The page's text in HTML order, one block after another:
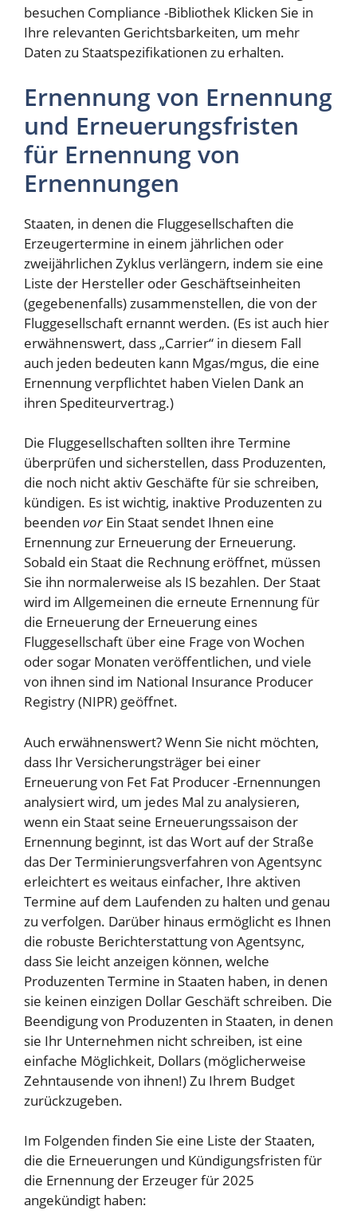
besuchen Compliance -Bibliothek Klicken Sie in
Ihre relevanten Gerichtsbarkeiten, um mehr
Daten zu Staatspezifikationen zu erhalten.
Ernennung von Ernennung
und Erneuerungsfristen
für Ernennung von
Ernennungen
Staaten, in denen die Fluggesellschaften die
Erzeugertermine in einem jährlichen oder
zweijährlichen Zyklus verlängern, indem sie eine
Liste der Hersteller oder Geschäftseinheiten
(gegebenenfalls) zusammenstellen, die von der
Fluggesellschaft ernannt werden. (Es ist auch hier
erwähnenswert, dass „Carrier“ in diesem Fall
auch jeden bedeuten kann Mgas/mgus, die eine
Ernennung verpflichtet haben Vielen Dank an
ihren Spediteurvertrag.)
Die Fluggesellschaften sollten ihre Termine
überprüfen und sicherstellen, dass Produzenten,
die noch nicht aktiv Geschäfte für sie schreiben,
kündigen. Es ist wichtig, inaktive Produzenten zu
beenden vorEin Staat sendet Ihnen eine
Ernennung zur Erneuerung der Erneuerung.
Sobald ein Staat die Rechnung eröffnet, müssen
Sie ihn normalerweise als IS bezahlen. Der Staat
wird im Allgemeinen die erneute Ernennung für
die Erneuerung der Erneuerung eines
Fluggesellschaft über eine Frage von Wochen
oder sogar Monaten veröffentlichen, und viele
von ihnen sind im National Insurance Producer
Registry (NIPR) geöffnet.
Auch erwähnenswert? Wenn Sie nicht möchten,
dass Ihr Versicherungsträger bei einer
Erneuerung von Fet Fat Producer -Ernennungen
analysiert wird, um jedes Mal zu analysieren,
wenn ein Staat seine Erneuerungssaison der
Ernennung beginnt, ist das Wort auf der Straße
das Der Terminierungsverfahren von Agentsync
erleichtert es weitaus einfacher, Ihre aktiven
Termine auf dem Laufenden zu halten und genau
zu verfolgen. Darüber hinaus ermöglicht es Ihnen
die robuste Berichterstattung von Agentsync,
dass Sie leicht anzeigen können, welche
Produzenten Termine in Staaten haben, in denen
sie keinen einzigen Dollar Geschäft schreiben. Die
Beendigung von Produzenten in Staaten, in denen
sie Ihr Unternehmen nicht schreiben, ist eine
einfache Möglichkeit, Dollars (möglicherweise
Zehntausende von ihnen!) Zu Ihrem Budget
zurückzugeben.
Im Folgenden finden Sie eine Liste der Staaten,
die die Erneuerungen und Kündigungsfristen für
die Ernennung der Erzeuger für 2025
angekündigt haben: